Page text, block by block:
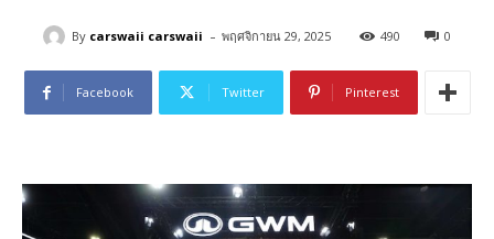
By carswaii carswaii - พฤศจิกายน 29, 2025 490 0
Facebook Twitter Pinterest